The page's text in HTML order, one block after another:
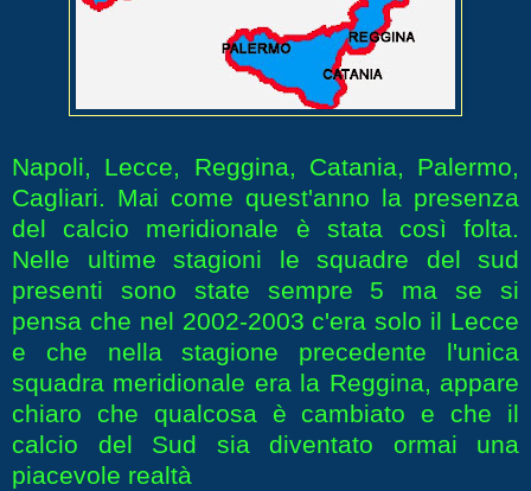
Napoli, Lecce, Reggina, Catania, Palermo,
Cagliari. Mai come quest'anno la presenza
del calcio meridionale è stata così folta.
Nelle ultime stagioni le squadre del sud
presenti sono state sempre 5 ma se si
pensa che nel 2002-2003 c'era solo il Lecce
e che nella stagione precedente l'unica
squadra meridionale era la Reggina, appare
chiaro che qualcosa è cambiato e che il
calcio del Sud sia diventato ormai una
piacevole realtà